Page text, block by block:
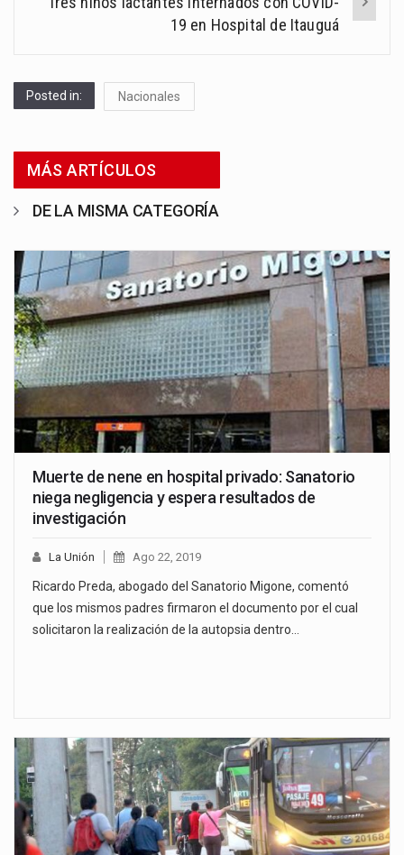
19 en Hospital de Itauguá
Posted in: Nacionales
MÁS ARTÍCULOS
DE LA MISMA CATEGORÍA
Muerte de nene en hospital privado: Sanatorio
niega negligencia y espera resultados de
investigación
La Unión Ago 22, 2019
Ricardo Preda, abogado del Sanatorio Migone, comentó
que los mismos padres firmaron el documento por el cual
solicitaron la realización de la autopsia dentro…